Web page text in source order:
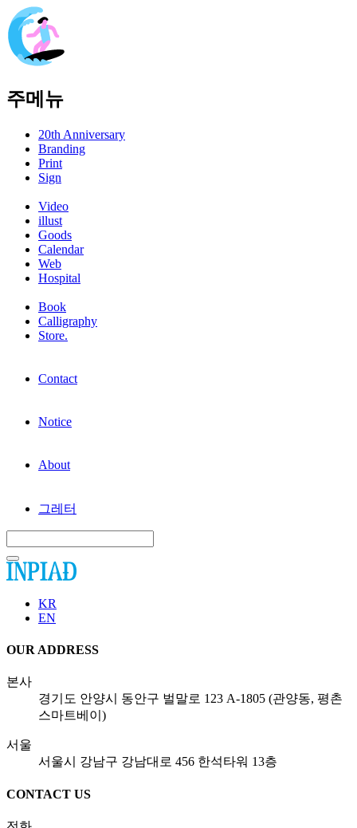
주메뉴
20th Anniversary
Branding
Print
Sign
Video
illust
Goods
Calendar
Web
Hospital
Book
Calligraphy
Store.
Contact
Notice
About
그레터
KR
EN
OUR ADDRESS
본사
경기도 안양시 동안구 벌말로 123 A-1805 (관양동, 평촌
스마트베이)
서울
서울시 강남구 강남대로 456 한석타워 13층
CONTACT US